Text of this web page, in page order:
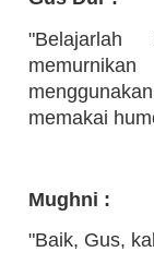
"Belajarlah
memakai
Mughni :
"Baik, Gus,